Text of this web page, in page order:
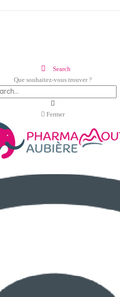
Search
Que souhaitez-vous trouver ?
Fermer